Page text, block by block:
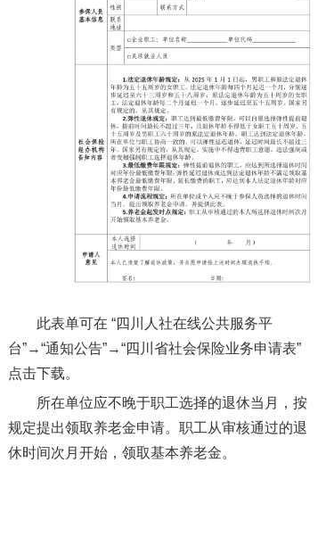
此表单可在 “四川人社在线公共服务平
台”→“通知公告”→“四川省社会保险业务申请表”
点击下载。
所在单位应不晚于职工选择的退休当月，按
规定提出领取养老金申请。职工从审核通过的退
休时间次月开始，领取基本养老金。